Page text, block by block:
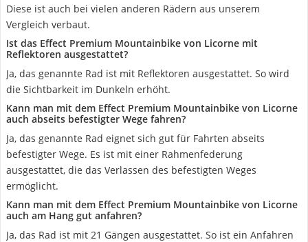
Diese ist auch bei vielen anderen Rädern aus unserem
Vergleich verbaut.
Ist das Effect Premium Mountainbike von Licorne mit
Reflektoren ausgestattet?
Ja, das genannte Rad ist mit Reflektoren ausgestattet. So wird
die Sichtbarkeit im Dunkeln erhöht.
Kann man mit dem Effect Premium Mountainbike von Licorne
auch abseits befestigter Wege fahren?
Ja, das genannte Rad eignet sich gut für Fahrten abseits
befestigter Wege. Es ist mit einer Rahmenfederung
ausgestattet, die das Verlassen des befestigten Weges
ermöglicht.
Kann man mit dem Effect Premium Mountainbike von Licorne
auch am Hang gut anfahren?
Ja, das Rad ist mit 21 Gängen ausgestattet. So ist ein Anfahren